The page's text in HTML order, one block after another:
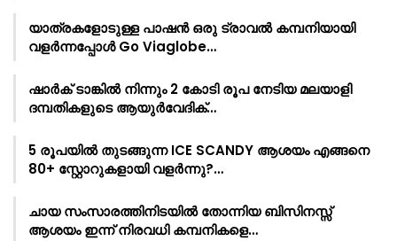
യാത്രകളോടുള്ള പാഷൻ ഒരു ട്രാവൽ കമ്പനിയായി
വളർന്നപ്പോൾ Go Viaglobe…
ഷാർക്‌ ടാങ്കിൽ നിന്നും 2 കോടി രൂപ നേടിയ മലയാളി
ദമ്പതികളുടെ ആയുർവേദിക്…
5 രൂപയിൽ തുടങ്ങുന്ന ICE SCANDY ആശയം എങ്ങനെ
80+ സ്റ്റോറുകളായി വളർന്നു?…
ചായ സംസാരത്തിനിടയിൽ തോന്നിയ ബിസിനസ്സ്
ആശയം ഇന്ന് നിരവധി കമ്പനികളെ…